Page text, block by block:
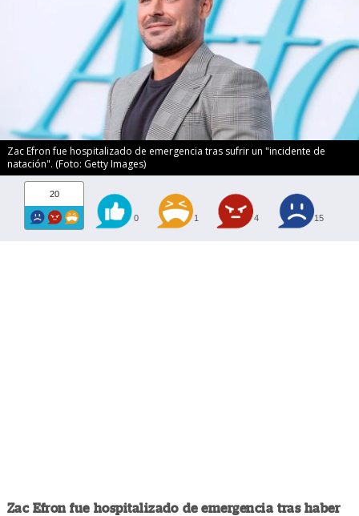
Zac Efron fue hospitalizado de emergencia tras sufrir un "incidente de
natación". (Foto: Getty Images)
20
0 1 4 15
Zac Efron fue hospitalizado de emergencia tras haber